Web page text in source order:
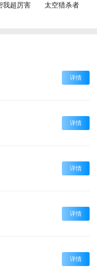
我超厉害 太空猎杀者
详情
详情
详情
详情
详情